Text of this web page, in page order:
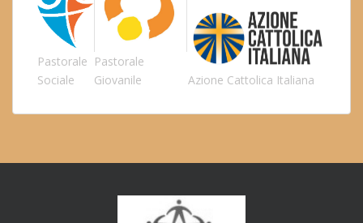
Pastorale
Sociale
Pastorale
Giovanile
Azione Cattolica Italiana